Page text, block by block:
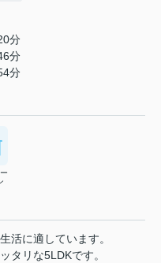
分
分
分
活に適しています。
タリな5LDKです。